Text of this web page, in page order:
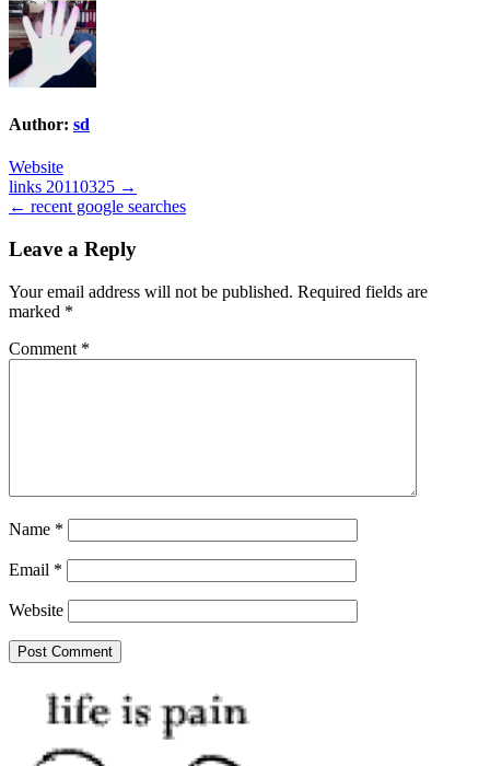
Author: sd
Website
Post
navigation
links 20110325 →
← recent google searches
Leave a Reply
Your email address will not be published. Required fields are
marked *
Comment *
Name *
Email *
Website